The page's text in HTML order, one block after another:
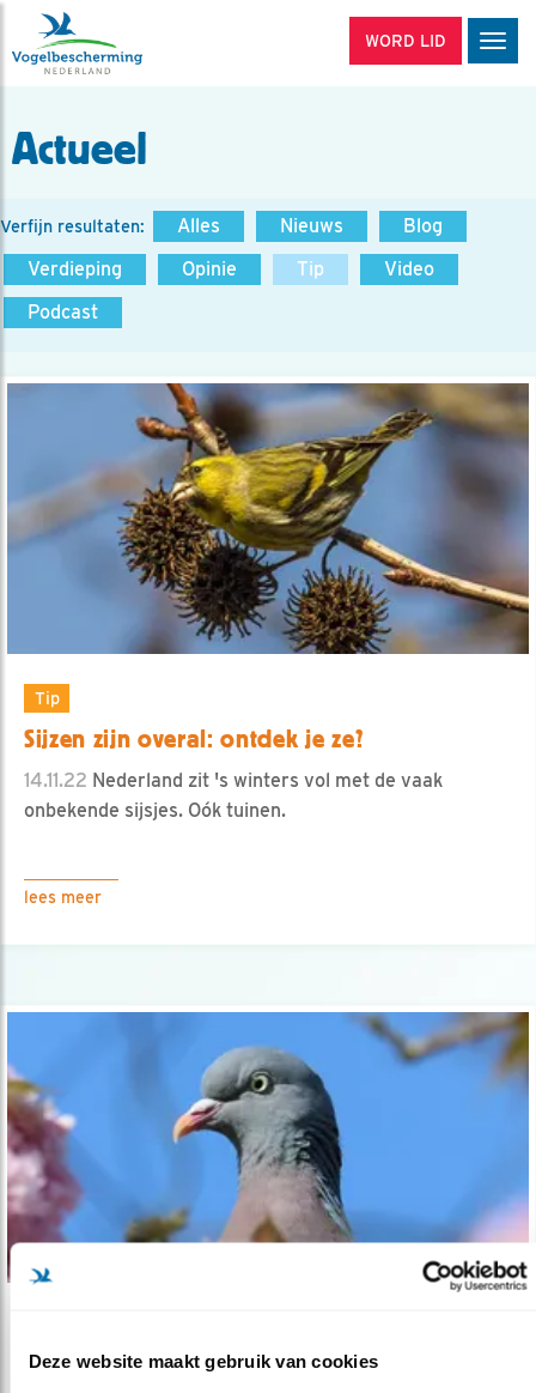
Deze website maakt gebruik van cookies
WORD LID
Actueel
Verfijn resultaten: Alles Nieuws
Blog
Verdieping
Opinie Tip
Video
Podcast
Tip
Sijzen zijn overal: ontdek je ze?
14.11.22 Nederland zit 's winters vol met de vaak
onbekende sijsjes. Oók tuinen.
lees meer
Duiven in de tuin: haters en liefhebbers